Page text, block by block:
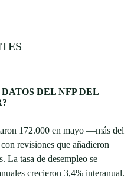
DEL NFP DEL
172.000 en mayo —más del
revisiones que añadieron
La tasa de desempleo se
crecieron 3,4% interanual.